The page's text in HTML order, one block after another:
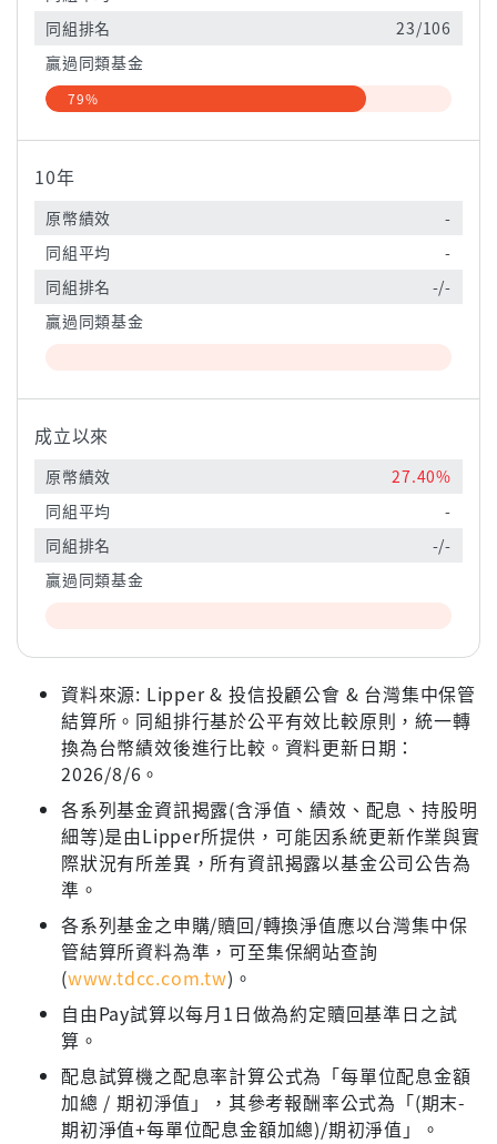
同組排名
23/106
贏過同類基金
79%
10年
原幣績效
-
同組平均
-
同組排名
-/-
贏過同類基金
成立以來
原幣績效
27.40%
同組平均
-
同組排名
-/-
贏過同類基金
資料來源: Lipper & 投信投顧公會 & 台灣集中保管
結算所。同組排行基於公平有效比較原則，統一轉
換為台幣績效後進行比較。資料更新日期：
2026/8/6。
各系列基金資訊揭露(含淨值、績效、配息、持股明
細等)是由Lipper所提供，可能因系統更新作業與實
際狀況有所差異，所有資訊揭露以基金公司公告為
準。
各系列基金之申購/贖回/轉換淨值應以台灣集中保
管結算所資料為準，可至集保網站查詢
(www.tdcc.com.tw)。
自由Pay試算以每月1日做為約定贖回基準日之試
算。
配息試算機之配息率計算公式為「每單位配息金額
加總 / 期初淨值」，其參考報酬率公式為「(期末-
期初淨值+每單位配息金額加總)/期初淨值」。